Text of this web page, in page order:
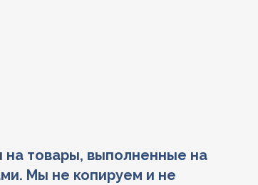
товары, выполненные на
Мы не копируем и не